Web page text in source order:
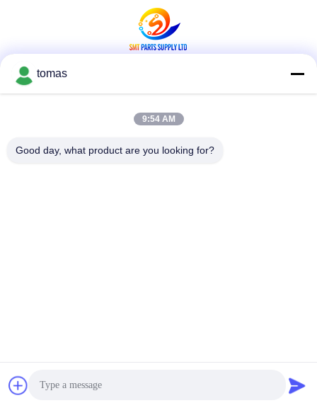
त्वरित संपर्क
SMT PARTS SUPPLY LTD . सब सभी अधिकार सुरक्षित.
tomas
9:54 AM
Good day, what product are you looking for?